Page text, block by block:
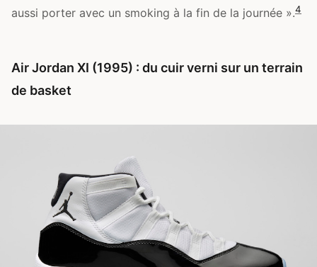
aussi porter avec un smoking à la fin de la journée ».4
Air Jordan XI (1995) : du cuir verni sur un terrain
de basket